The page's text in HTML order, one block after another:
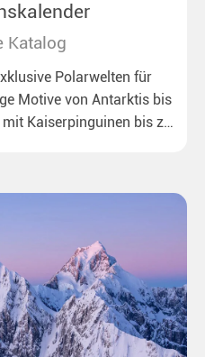
Katalog
Polarwelten für
Motive von Antarktis bis
Kaiserpinguinen bis zu